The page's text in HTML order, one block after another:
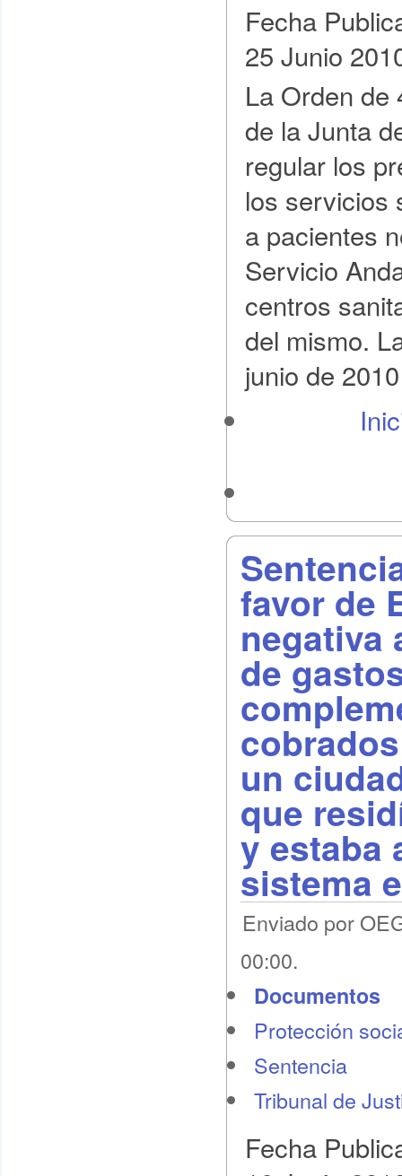
Fecha
25 Junio
La Orden de
de la Junta
regular los
los servicios
a pacientes
Servicio
centros
del mismo.
junio de
favor de
negativa
de
un
que
y estaba
sistema
Enviado por
00:00.
Documentos
Protección
Sentencia
Tribunal de
Fecha